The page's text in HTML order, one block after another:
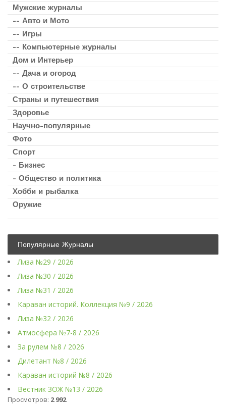
Мужские журналы
-- Авто и Мото
-- Игры
-- Компьютерные журналы
Дом и Интерьер
-- Дача и огород
-- О строительстве
Страны и путешествия
Здоровье
Научно-популярные
Фото
Спорт
- Бизнес
- Общество и политика
Хобби и рыбалка
Оружие
Популярные Журналы
Лиза №29 / 2026
Лиза №30 / 2026
Лиза №31 / 2026
Караван историй. Коллекция №9 / 2026
Лиза №32 / 2026
Атмосфера №7-8 / 2026
За рулем №8 / 2026
Дилетант №8 / 2026
Караван историй №8 / 2026
Вестник ЗОЖ №13 / 2026
Просмотров: 2 992